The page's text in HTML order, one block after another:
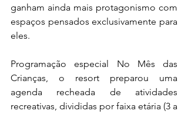
ganham ainda mais protagonismo com
espaços pensados exclusivamente para
eles.
Programação especial No Mês das
Crianças, o resort preparou uma
agenda recheada de atividades
recreativas, divididas por faixa etária (3 a